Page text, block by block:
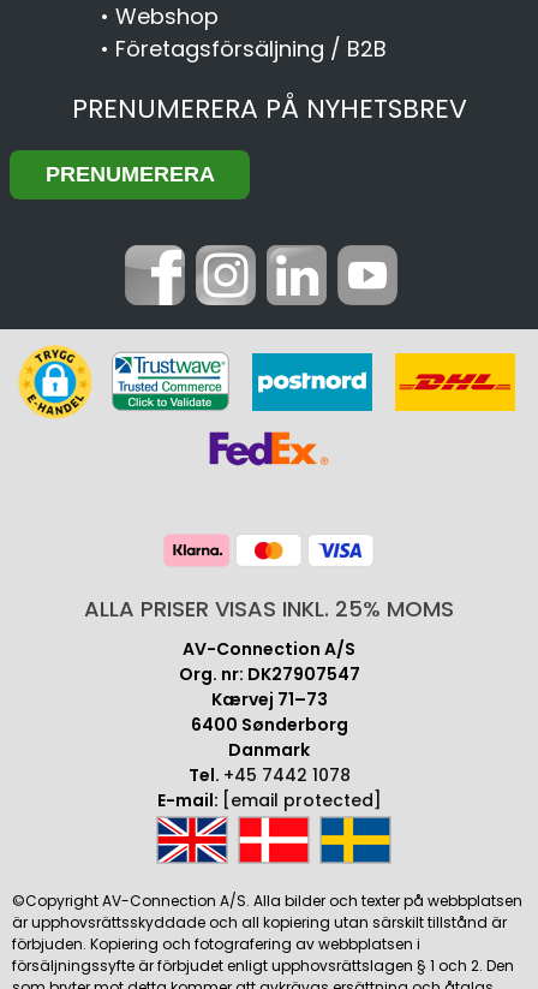
• Webshop
• Företagsförsäljning / B2B
PRENUMERERA PÅ NYHETSBREV
ALLA PRISER VISAS INKL. 25% MOMS
AV-Connection A/S
Org. nr: DK27907547
Kærvej 71–73
6400 Sønderborg
Danmark
Tel. +45 7442 1078
E-mail: [email protected]
©Copyright AV-Connection A/S. Alla bilder och texter på webbplatsen
är upphovsrättsskyddade och all kopiering utan särskilt tillstånd är
förbjuden. Kopiering och fotografering av webbplatsen i
försäljningssyfte är förbjudet enligt upphovsrättslagen § 1 och 2. Den